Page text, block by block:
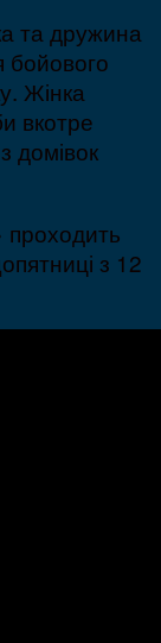
та дружина
бойового
Жінка
вкотре
домівок
проходить
з 12